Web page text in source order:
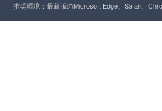
推奨環境：最新版のMicrosoft Edge、Safari、